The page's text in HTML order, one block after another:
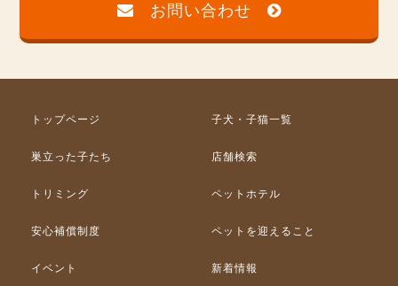
お問い合わせ
トップページ 子犬・子猫一覧
巣立った子たち 店舗検索
トリミング ペットホテル
安心補償制度 ペットを迎えること
イベント 新着情報